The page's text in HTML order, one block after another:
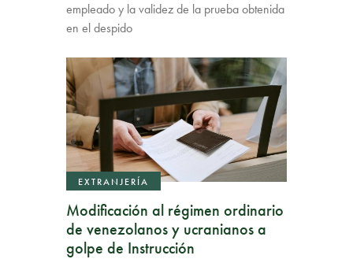
empleado y la validez de la prueba obtenida
en el despido
EXTRANJERÍA
Modificación al régimen ordinario
de venezolanos y ucranianos a
golpe de Instrucción